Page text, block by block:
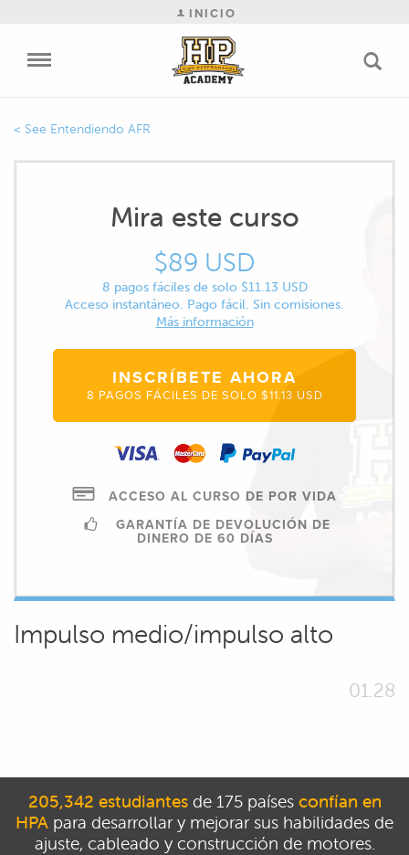
INICIO
Entendiendo AFR
Mira este curso
$89 USD
8 pagos fáciles de solo $11.13 USD
Acceso instantáneo. Pago fácil. Sin comisiones.
Más información
INSCRÍBETE AHORA
8 PAGOS FÁCILES DE SOLO $11.13 USD
ACCESO AL CURSO DE POR VIDA
GARANTÍA DE DEVOLUCIÓN DE
DINERO DE 60 DÍAS
Impulso medio/impulso alto
01.28
205,342 estudiantesde 175 países confían en
HPA para desarrollar y mejorar sus habilidades de
ajuste, cableado y construcción de motores.